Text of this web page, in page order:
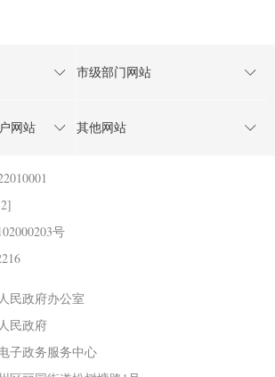
市级部门网站
网站 其他网站
号
民政府办公室
民政府
子政务服务中心